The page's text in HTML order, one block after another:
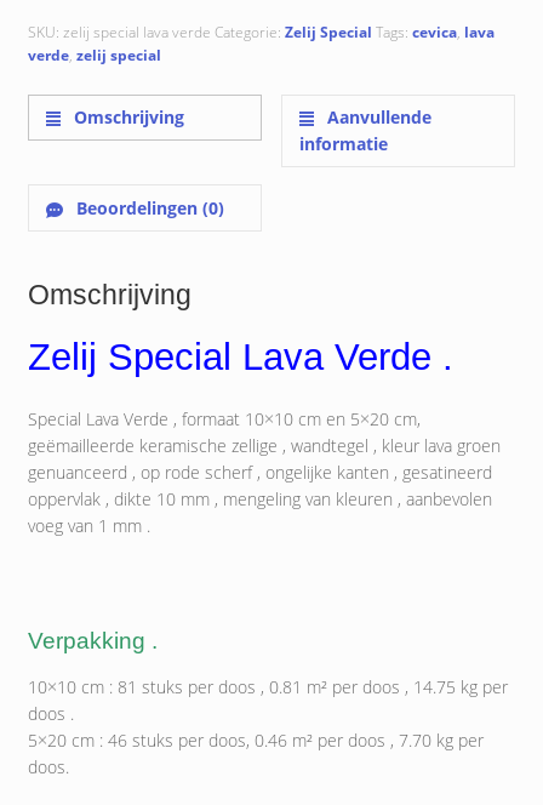
SKU: zelij special lava verde Categorie: Zelij Special Tags: cevica, lava
verde, zelij special
Omschrijving
Aanvullende
informatie
Beoordelingen (0)
Omschrijving
Zelij Special Lava Verde .
Special Lava Verde , formaat 10×10 cm en 5×20 cm,
geëmailleerde keramische zellige , wandtegel , kleur lava groen
genuanceerd , op rode scherf , ongelijke kanten , gesatineerd
oppervlak , dikte 10 mm , mengeling van kleuren , aanbevolen
voeg van 1 mm .
Verpakking .
10×10 cm : 81 stuks per doos , 0.81 m² per doos , 14.75 kg per
doos .
5×20 cm : 46 stuks per doos, 0.46 m² per doos , 7.70 kg per
doos.